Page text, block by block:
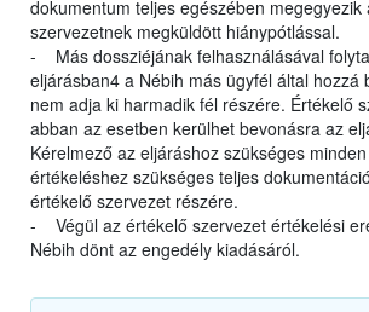
dokumentum teljes egészében megegyezik
szervezetnek megküldött hiánypótlással.
- Más dossziéjának felhasználásával
eljárásban4 a Nébih más ügyfél által hozzá
nem adja ki harmadik fél részére. Értékelő
abban az esetben kerülhet bevonásra az
Kérelmező az eljáráshoz szükséges
értékeléshez szükséges teljes
értékelő szervezet részére.
- Végül az értékelő szervezet értékelési
Nébih dönt az engedély kiadásáról.